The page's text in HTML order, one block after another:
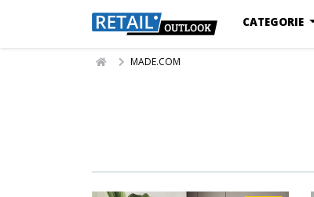
CATEGORIE
MADE.COM